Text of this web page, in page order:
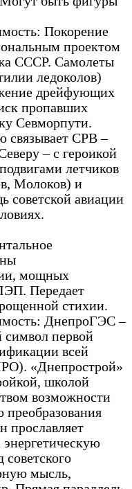
Покорение
проектом
СССР. Самолеты
ледоколов)
дрейфующих
пропавших
Севморпути.
связывает СРВ –
– с героикой
летчиков
Молоков) и
советской авиации
мощных
Передает
стихии.
ДнепроГЭС –
первой
всей
«Днепрострой»
школой
возможности
преобразования
прославляет
советского
мысль,